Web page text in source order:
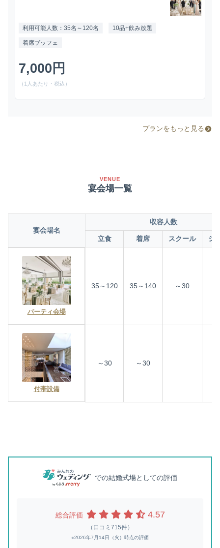
利用可能人数：35名～120名 10品+飲み放題
着席ブッフェ
7,000円
（1人あたり・税込）
プランをもっと見る
VENUE
宴会場一覧
宴会場名
収容人数
立食 着席 スクール シ
パーティ会場
35～120 35～140 ～30
付帯設備
～30 ～30
での結婚式場としての評価
総合評価 4.57
（口コミ715件）
※2026年7月14日（火）時点の評価